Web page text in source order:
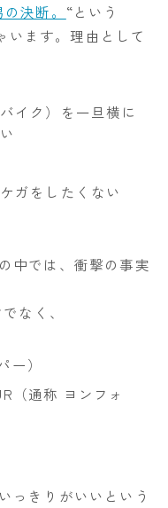
決断。 “という
います。理由として
イク）を一旦横に
ガをしたくない
中では、衝撃の事実
なく、
ー）
（通称 ヨンフォ
っきりがいいという